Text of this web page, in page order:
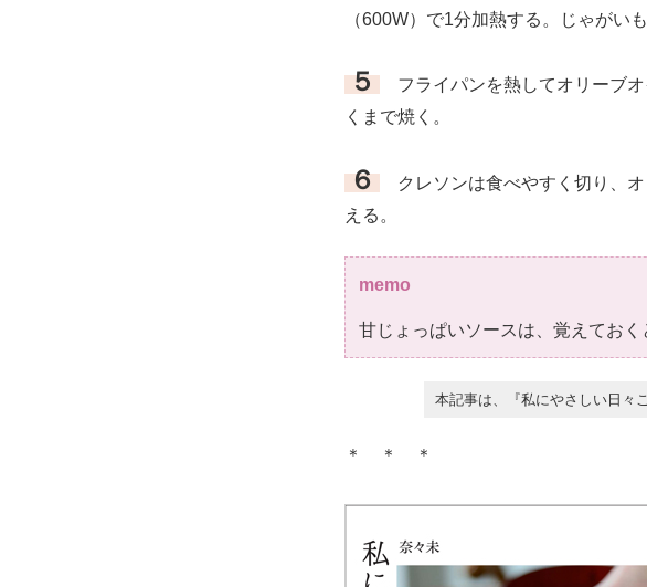
（600W）で1分加熱する。じゃがい
５ フライパンを熱してオリーブオ
くまで焼く。
６ クレソンは食べやすく切り、オ
える。
memo
甘じょっぱいソースは、覚えておく
本記事は、『私にやさしい日々
＊ ＊ ＊